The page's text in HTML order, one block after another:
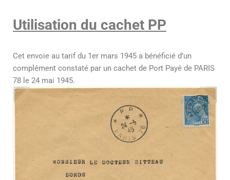
Utilisation du cachet PP
Cet envoie au tarif du 1er mars 1945 a bénéficié d’un
complément constaté par un cachet de Port Payé de PARIS
78 le 24 mai 1945.